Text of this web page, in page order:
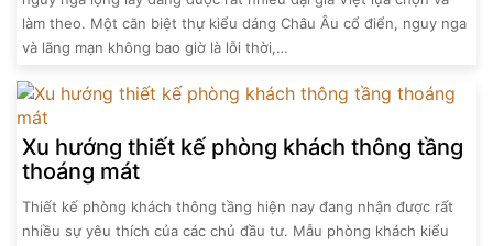
làm theo. Một căn biệt thự kiểu dáng Châu Âu cổ điển, nguy nga
và lãng mạn không bao giờ là lỗi thời,…
Xu hướng thiết kế phòng khách thông tầng
thoáng mát
Thiết kế phòng khách thông tầng hiện nay đang nhận được rất
nhiều sự yêu thích của các chủ đầu tư. Mẫu phòng khách kiểu